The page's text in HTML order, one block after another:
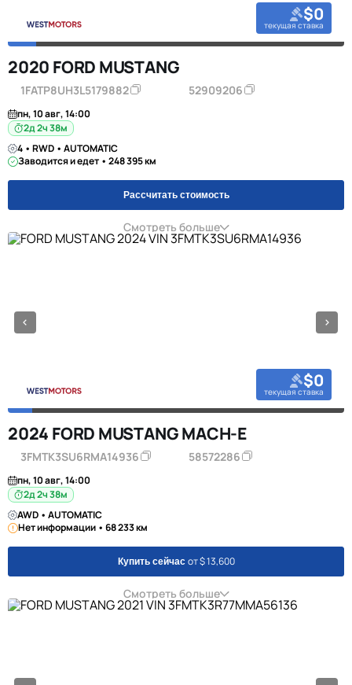
$0
текущая ставка
2020 FORD MUSTANG
1FATP8UH3L5179882 52909206
пн, 10 авг, 14:00
2д 2ч 38м
4 • RWD • AUTOMATIC
Заводится и едет • 248 395 км
Рассчитать стоимость
Смотреть больше
$0
текущая ставка
2024 FORD MUSTANG MACH-E
3FMTK3SU6RMA14936 58572286
пн, 10 авг, 14:00
2д 2ч 38м
AWD • AUTOMATIC
Нет информации • 68 233 км
Купить сейчас от $ 13,600
Смотреть больше